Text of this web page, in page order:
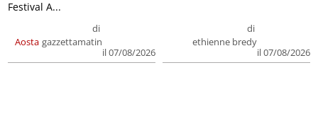
Aosta
di
gazzettamatin
il 07/08/2026
Festival A...
di
ethienne bredy
il 07/08/2026